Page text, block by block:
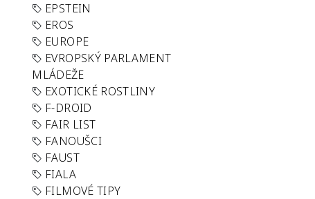
EPSTEIN
EROS
EUROPE
EVROPSKÝ PARLAMENT
MLÁDEŽE
EXOTICKÉ ROSTLINY
F-DROID
FAIR LIST
FANOUŠCI
FAUST
FIALA
FILMOVÉ TIPY